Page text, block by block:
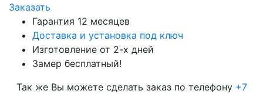
Заказать
Гарантия 12 месяцев
Доставка и установка под ключ
Изготовление от 2-х дней
Замер бесплатный!
Так же Вы можете сделать заказ по телефону +7